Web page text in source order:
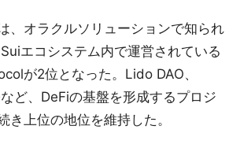
、オラクルソリューションで知られ
エコシステム内で運営されている
が2位となった。Lido DAO、
ど、DeFiの基盤を形成するプロジ
き上位の地位を維持した。